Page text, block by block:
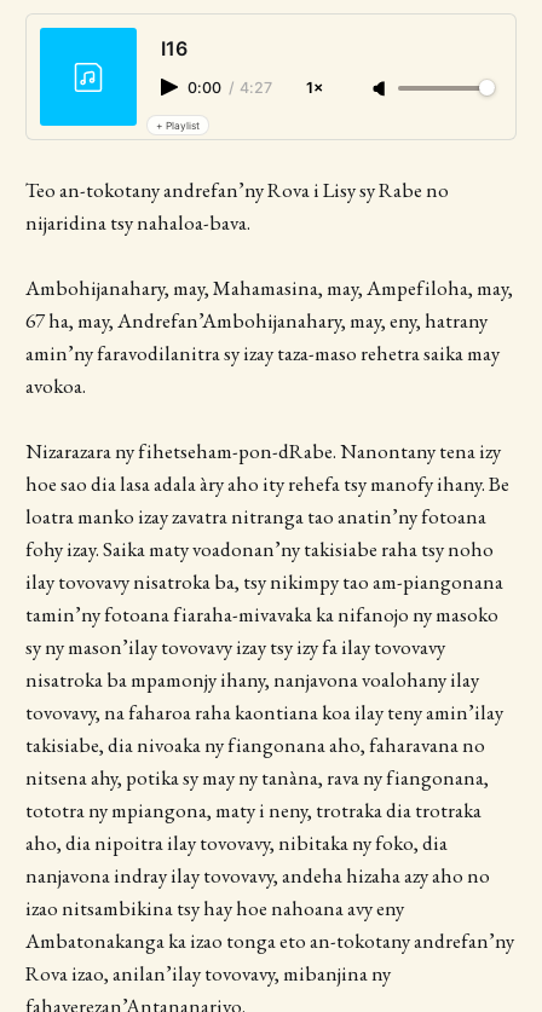
I16
0:00 / 4:27 1×
+ Playlist
Teo an-tokotany andrefan’ny Rova i Lisy sy Rabe no
nijaridina tsy nahaloa-bava.
Ambohijanahary, may, Mahamasina, may, Ampefiloha, may,
67 ha, may, Andrefan’Ambohijanahary, may, eny, hatrany
amin’ny faravodilanitra sy izay taza-maso rehetra saika may
avokoa.
Nizarazara ny fihetseham-pon-dRabe. Nanontany tena izy
hoe sao dia lasa adala àry aho ity rehefa tsy manofy ihany. Be
loatra manko izay zavatra nitranga tao anatin’ny fotoana
fohy izay. Saika maty voadonan’ny takisiabe raha tsy noho
ilay tovovavy nisatroka ba, tsy nikimpy tao am-piangonana
tamin’ny fotoana fiaraha-mivavaka ka nifanojo ny masoko
sy ny mason’ilay tovovavy izay tsy izy fa ilay tovovavy
nisatroka ba mpamonjy ihany, nanjavona voalohany ilay
tovovavy, na faharoa raha kaontiana koa ilay teny amin’ilay
takisiabe, dia nivoaka ny fiangonana aho, faharavana no
nitsena ahy, potika sy may ny tanàna, rava ny fiangonana,
tototra ny mpiangona, maty i neny, trotraka dia trotraka
aho, dia nipoitra ilay tovovavy, nibitaka ny foko, dia
nanjavona indray ilay tovovavy, andeha hizaha azy aho no
izao nitsambikina tsy hay hoe nahoana avy eny
Ambatonakanga ka izao tonga eto an-tokotany andrefan’ny
Rova izao, anilan’ilay tovovavy, mibanjina ny
fahaverezan’Antananarivo.